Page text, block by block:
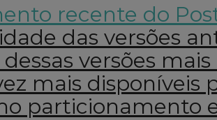
recente do
das versões
versões
mais disponíveis
particionamento